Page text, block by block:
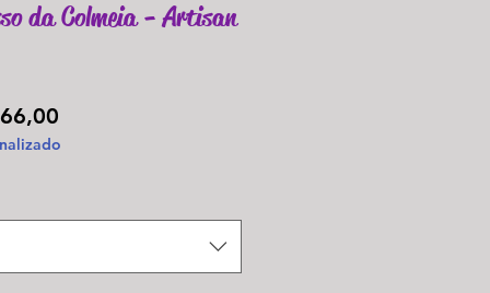
da Colmeia - Artisan
promocional